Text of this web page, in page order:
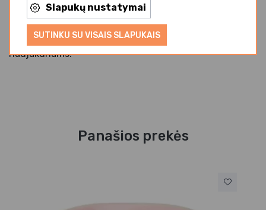
Slapukų nustatymai
SUTINKU SU VISAIS SLAPUKAIS
tapas patiekalams, užkandėlėms ar nedidelėms
porcijoms. Lėkštės tiekiamos dėžutėje, todėl gali būti ir
puiki dovanos idėja maisto entuziastams ar
naujakuriams.
Panašios prekės